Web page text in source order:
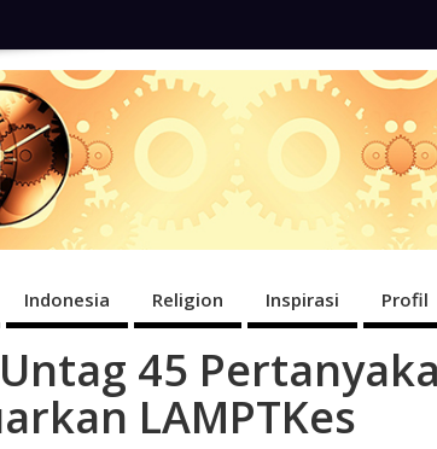
Indonesia Religion Inspirasi Profil
45
LAMPTKes